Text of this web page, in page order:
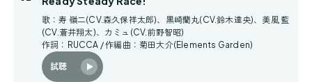
歌：寿 嶺二(CV.森久保祥太郎)、黒崎蘭丸(CV.鈴木達央)、美風 藍
(CV.蒼井翔太)、カミュ(CV.前野智昭)
作詞：RUCCA / 作編曲：菊田大介(Elements Garden)
試聴